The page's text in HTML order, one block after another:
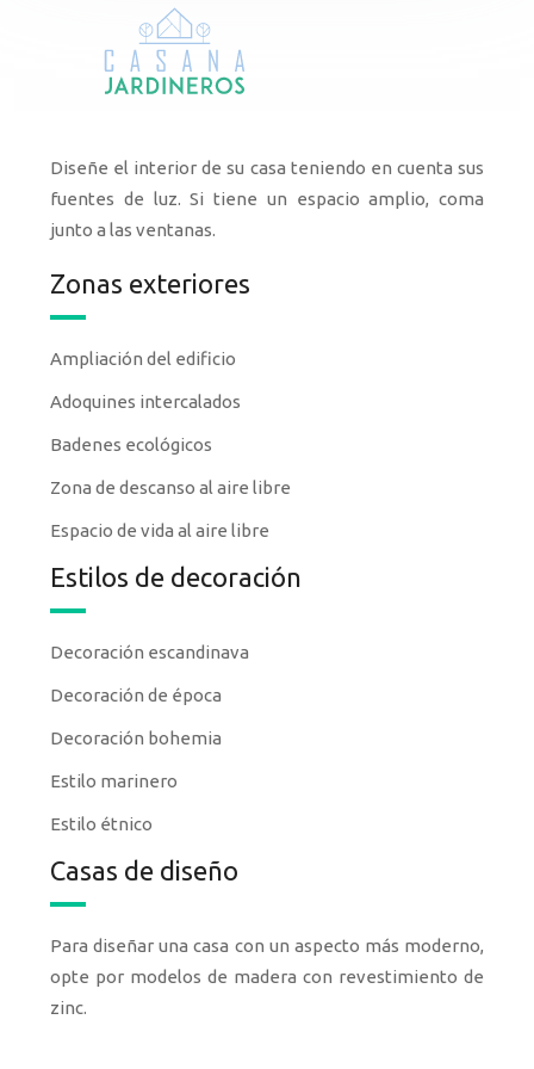
Diseñe el interior de su casa teniendo en cuenta sus
fuentes de luz. Si tiene un espacio amplio, coma
junto a las ventanas.
Zonas exteriores
Ampliación del edificio
Adoquines intercalados
Badenes ecológicos
Zona de descanso al aire libre
Espacio de vida al aire libre
Estilos de decoración
Decoración escandinava
Decoración de época
Decoración bohemia
Estilo marinero
Estilo étnico
Casas de diseño
Para diseñar una casa con un aspecto más moderno,
opte por modelos de madera con revestimiento de
zinc.